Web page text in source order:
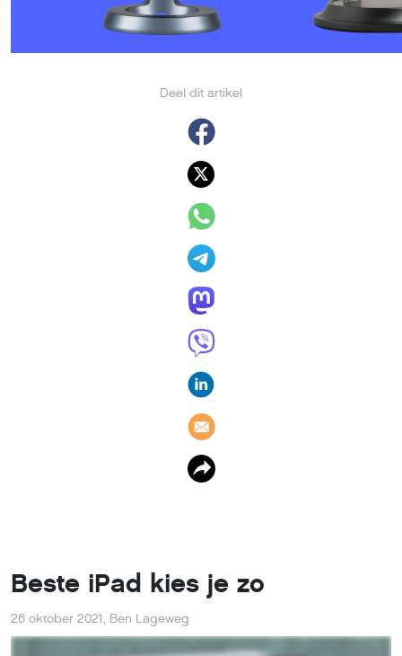
Deel dit artikel
Beste iPad kies je zo
26 oktober 2021, Ben Lageweg